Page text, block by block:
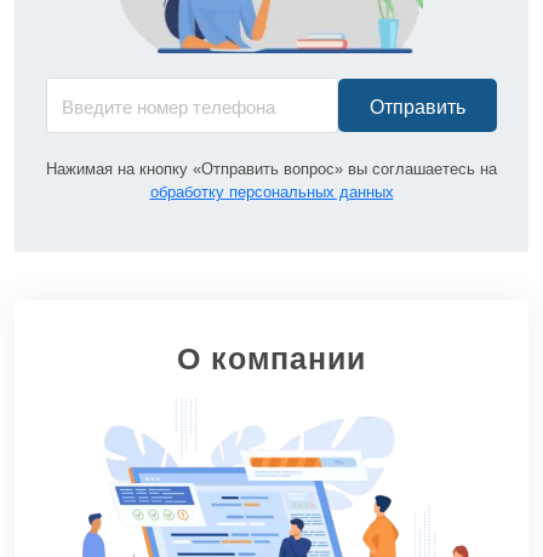
Отправить
Нажимая на кнопку «Отправить вопрос» вы соглашаетесь на
обработку персональных данных
О компании